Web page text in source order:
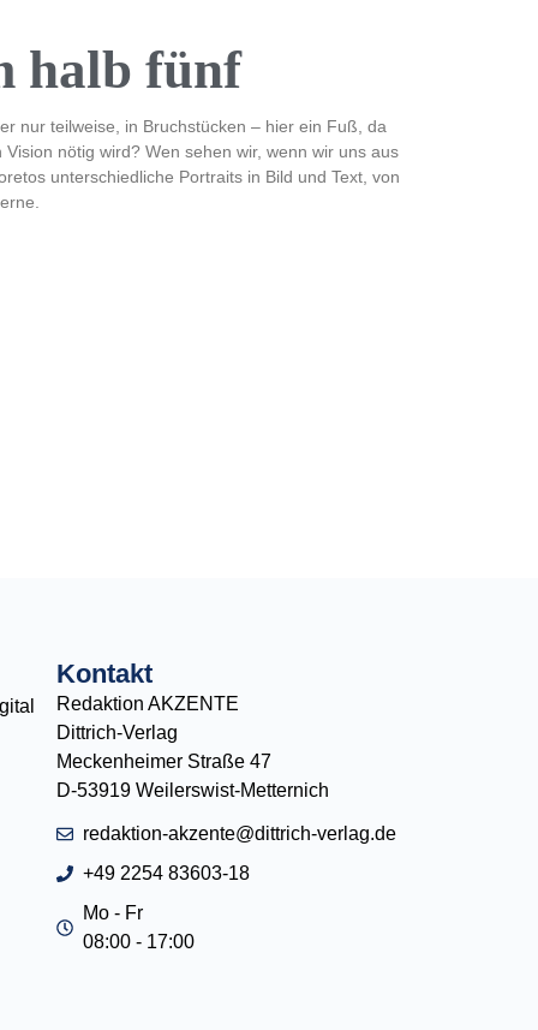
halb fünf
nur teilweise, in Bruchstücken – hier ein Fuß, da
nötig wird? Wen sehen wir, wenn wir uns aus
unterschiedliche Portraits in Bild und Text, von
Kontakt
Redaktion AKZENTE
Dittrich-Verlag
Meckenheimer Straße 47
D-53919 Weilerswist-Metternich
redaktion-akzente@dittrich-verlag.de
+49 2254 83603-18
Mo - Fr
08:00 - 17:00